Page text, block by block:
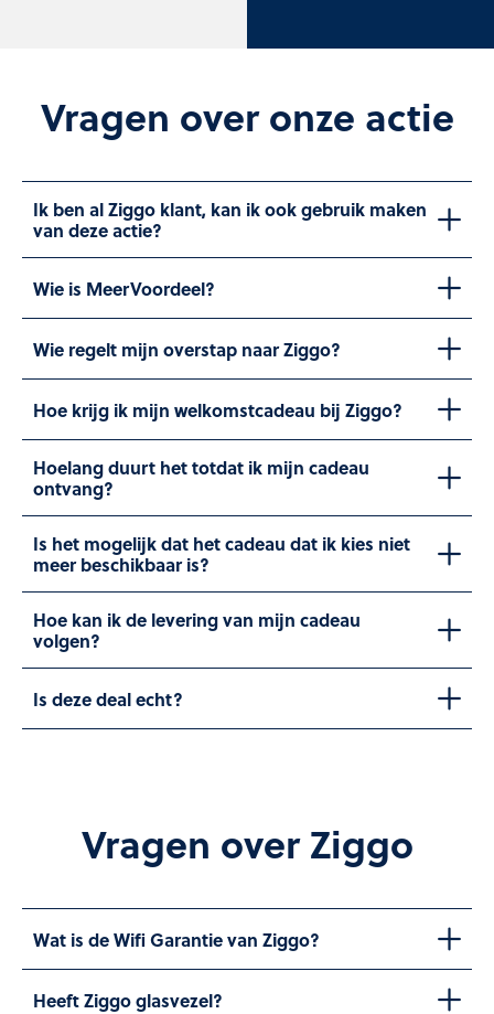
Vragen over onze actie
Ik ben al Ziggo klant, kan ik ook gebruik maken
van deze actie?
Wie is MeerVoordeel?
Wie regelt mijn overstap naar Ziggo?
Hoe krijg ik mijn welkomstcadeau bij Ziggo?
Hoelang duurt het totdat ik mijn cadeau
ontvang?
Is het mogelijk dat het cadeau dat ik kies niet
meer beschikbaar is?
Hoe kan ik de levering van mijn cadeau
volgen?
Is deze deal echt?
Vragen over Ziggo
Wat is de Wifi Garantie van Ziggo?
Heeft Ziggo glasvezel?